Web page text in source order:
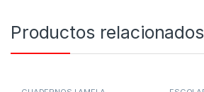
Productos relacionados